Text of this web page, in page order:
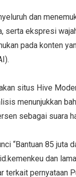
dan
serta ekspresi
pada konten
situs Hive
menunjukkan
sebagai suara
“Bantuan 85 juta
dan
terkait pernyataan